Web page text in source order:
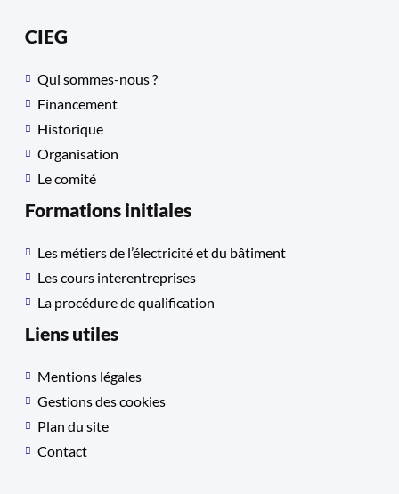
CIEG
Qui sommes-nous ?
Financement
Historique
Organisation
Le comité
Formations initiales
Les métiers de l’électricité et du bâtiment
Les cours interentreprises
La procédure de qualification
Liens utiles
Mentions légales
Gestions des cookies
Plan du site
Contact